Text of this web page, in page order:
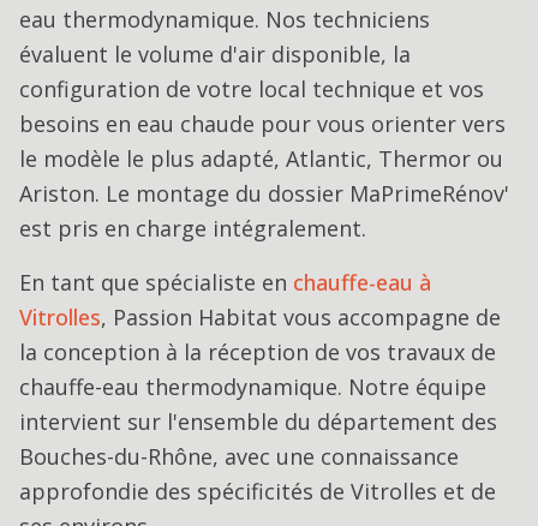
eau thermodynamique. Nos techniciens
évaluent le volume d'air disponible, la
configuration de votre local technique et vos
besoins en eau chaude pour vous orienter vers
le modèle le plus adapté, Atlantic, Thermor ou
Ariston. Le montage du dossier MaPrimeRénov'
est pris en charge intégralement.
En tant que spécialiste en chauffe-eau à
Vitrolles, Passion Habitat vous accompagne de
la conception à la réception de vos travaux de
chauffe-eau thermodynamique. Notre équipe
intervient sur l'ensemble du département des
Bouches-du-Rhône, avec une connaissance
approfondie des spécificités de Vitrolles et de